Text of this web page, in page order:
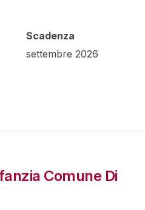
Scadenza
settembre 2026
Comune Di